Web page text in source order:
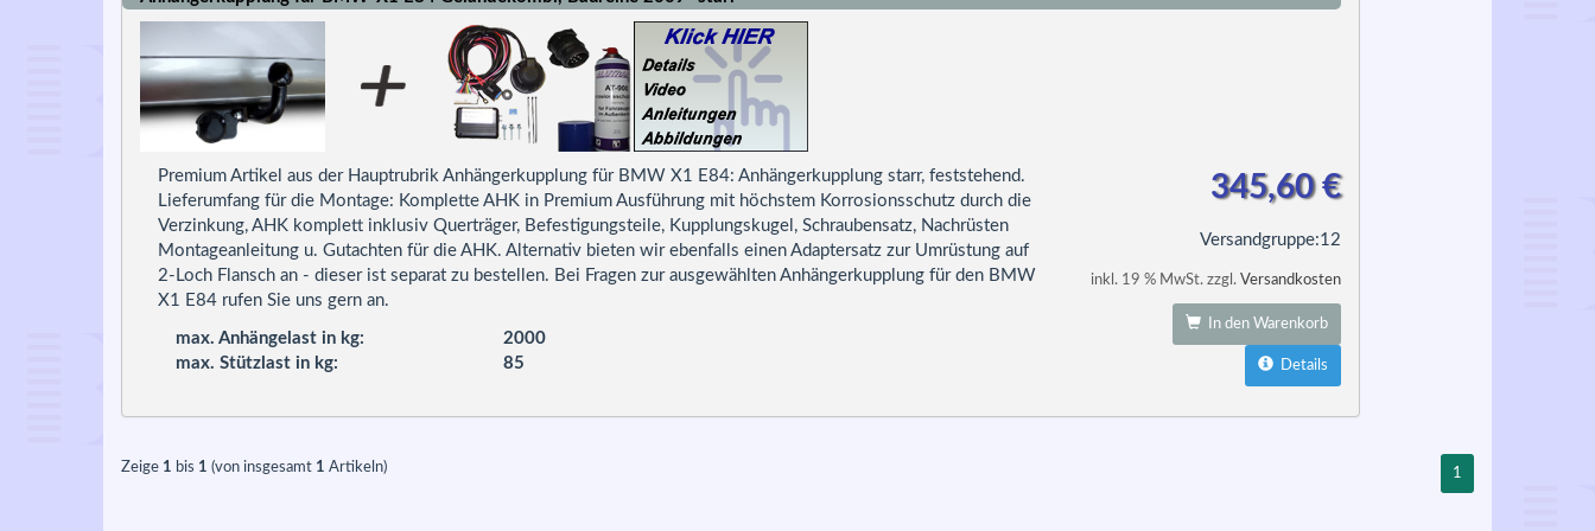
Premium Artikel aus der Hauptrubrik Anhängerkupplung für BMW X1 E84: Anhängerkupplung starr, feststehend.
Lieferumfang für die Montage: Komplette AHK in Premium Ausführung mit höchstem Korrosionsschutz durch die
Verzinkung, AHK komplett inklusiv Querträger, Befestigungsteile, Kupplungskugel, Schraubensatz, Nachrüsten
Montageanleitung u. Gutachten für die AHK. Alternativ bieten wir ebenfalls einen Adaptersatz zur Umrüstung auf
2-Loch Flansch an - dieser ist separat zu bestellen. Bei Fragen zur ausgewählten Anhängerkupplung für den BMW
X1 E84 rufen Sie uns gern an.
max. Anhängelast in kg:
2000
max. Stützlast in kg:
85
345,60€
Versandgruppe:12
inkl. 19 % MwSt. zzgl. Versandkosten
In den Warenkorb
Details
Zeige 1 bis 1 (von insgesamt 1 Artikeln) 1